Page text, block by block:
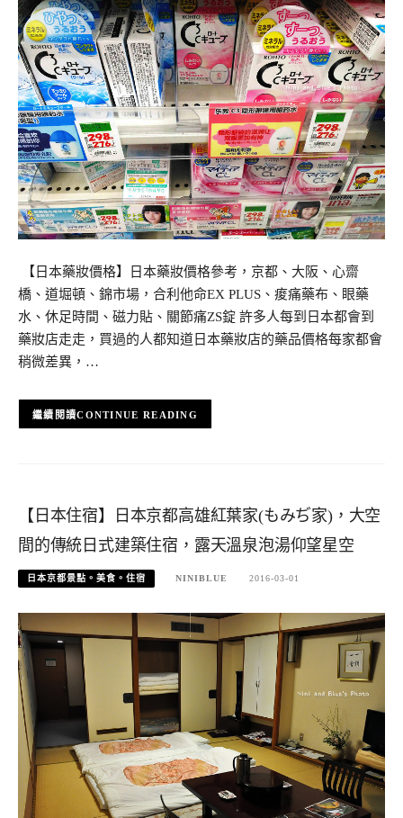
【日本藥妝價格】日本藥妝價格參考，京都、大阪、心齋
橋、道堀頓、錦市場，合利他命EX PLUS、痠痛藥布、眼藥
水、休足時間、磁力貼、關節痛ZS錠 許多人每到日本都會到
藥妝店走走，買過的人都知道日本藥妝店的藥品價格每家都會
稍微差異，…
CONTINUE READING
【日本住宿】日本京都高雄紅葉家(もみぢ家)，大空
間的傳統日式建築住宿，露天溫泉泡湯仰望星空
日本京都景點。美食。住宿 NINIBLUE 2016-03-01